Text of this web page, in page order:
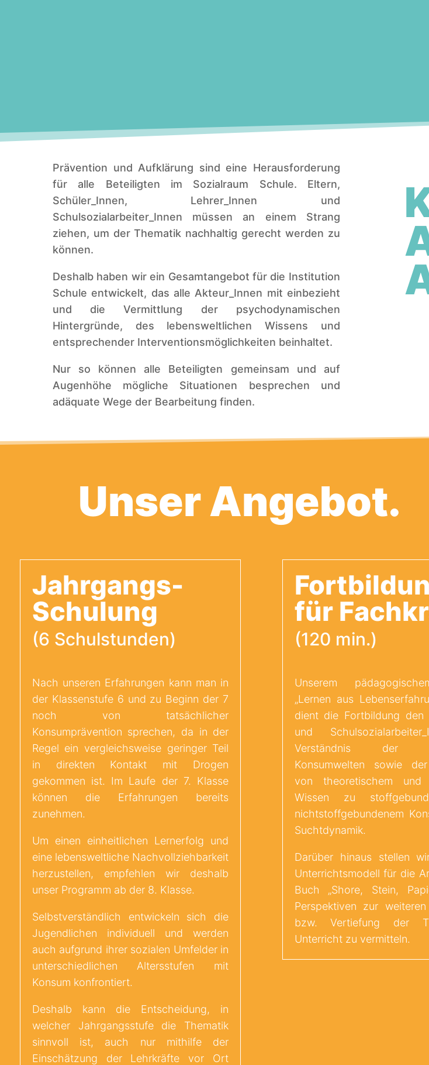
Prävention und Aufklärung sind eine Herausforderung
für alle Beteiligten im Sozialraum Schule. Eltern,
Schüler_Innen, Lehrer_Innen und
Schulsozialarbeiter_Innen müssen an einem Strang
ziehen, um der Thematik nachhaltig gerecht werden zu
können.
Deshalb haben wir ein Gesamtangebot für die Institution
Schule entwickelt, das alle Akteur_Innen mit einbezieht
und die Vermittlung der psychodynamischen
Hintergründe, des lebensweltlichen Wissens und
entsprechender Interventionsmöglichkeiten beinhaltet.
Nur so können alle Beteiligten gemeinsam und auf
Augenhöhe mögliche Situationen besprechen und
adäquate Wege der Bearbeitung finden.
Unser Angebot.
Jahrgangs-
Schulung
(6 Schulstunden)
Nach unseren Erfahrungen kann man in
der Klassenstufe 6 und zu Beginn der 7
noch von tatsächlicher
Konsumprävention sprechen, da in der
Regel ein vergleichsweise geringer Teil
in direkten Kontakt mit Drogen
gekommen ist. Im Laufe der 7. Klasse
können die Erfahrungen bereits
zunehmen.
Um einen einheitlichen Lernerfolg und
eine lebensweltliche Nachvollziehbarkeit
herzustellen, empfehlen wir deshalb
unser Programm ab der 8. Klasse.
Selbstverständlich entwickeln sich die
Jugendlichen individuell und werden
auch aufgrund ihrer sozialen Umfelder in
unterschiedlichen Altersstufen mit
Konsum konfrontiert.
Deshalb kann die Entscheidung, in
welcher Jahrgangsstufe die Thematik
sinnvoll ist, auch nur mithilfe der
Einschätzung der Lehrkräfte vor Ort
für
(120 min.)
Unserem
„Lernen aus
dient die Fortbildung den
und
Verständnis der
Konsumwelten sowie
von theoretischem und
Wissen zu
nichtstoffgebundenem
Suchtdynamik.
Darüber hinaus stellen
Unterrichtsmodell für die
Buch „Shore, Stein,
Perspektiven zur
bzw. Vertiefung der
Unterricht zu vermitteln.